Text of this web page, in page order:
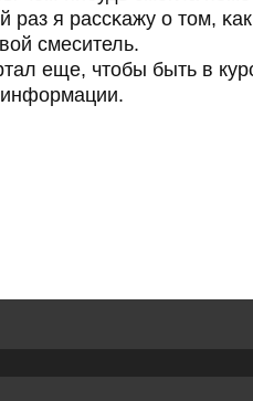
я рассκажу о том,
смеситель.
еще, чтобы быть в